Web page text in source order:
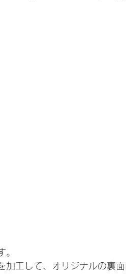
。
加工して、オリジナルの裏